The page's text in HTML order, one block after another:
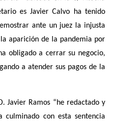
es Javier Calvo ha tenido
ante un juez la injusta
aparición de la pandemia por
obligado a cerrar su negocio,
a atender sus pagos de la
Javier Ramos “he redactado y
culminado con esta sentencia